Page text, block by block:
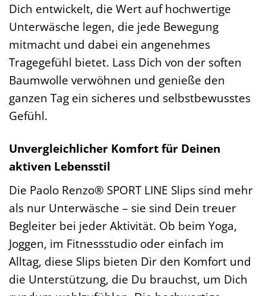
Dich entwickelt, die Wert auf hochwertige
Unterwäsche legen, die jede Bewegung
mitmacht und dabei ein angenehmes
Tragegefühl bietet. Lass Dich von der soften
Baumwolle verwöhnen und genieße den
ganzen Tag ein sicheres und selbstbewusstes
Gefühl.
Unvergleichlicher Komfort für Deinen
aktiven Lebensstil
Die Paolo Renzo® SPORT LINE Slips sind mehr
als nur Unterwäsche – sie sind Dein treuer
Begleiter bei jeder Aktivität. Ob beim Yoga,
Joggen, im Fitnessstudio oder einfach im
Alltag, diese Slips bieten Dir den Komfort und
die Unterstützung, die Du brauchst, um Dich